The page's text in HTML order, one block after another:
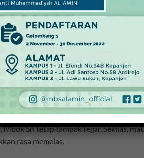
bu Diana. Berkali-kali memanggil,
perempuan ini sedang tak enak
gemetar tubuhnya. Senyum kecil
kesedihan pada wajahnya.
Sri tetap tampak tegar. Sekilas,
rasa memelas.